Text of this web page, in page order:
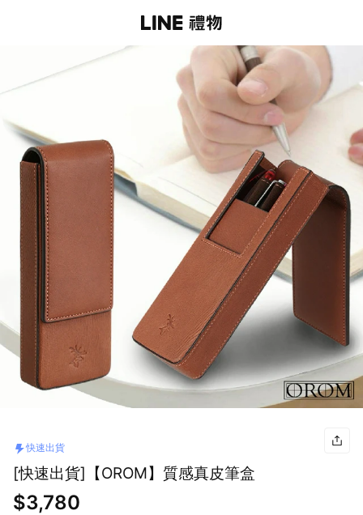
快速出貨
[快速出貨]【OROM】質感真皮筆盒
$3,780